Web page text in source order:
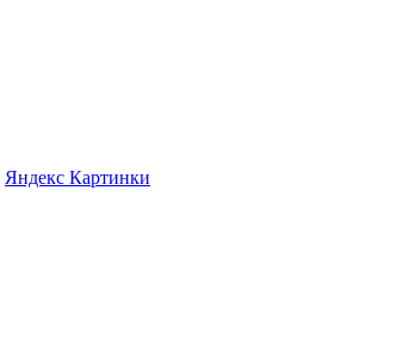
Яндекс Картинки